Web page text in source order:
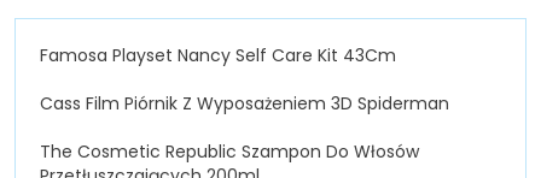
Famosa Playset Nancy Self Care Kit 43Cm
Cass Film Piórnik Z Wyposażeniem 3D Spiderman
The Cosmetic Republic Szampon Do Włosów